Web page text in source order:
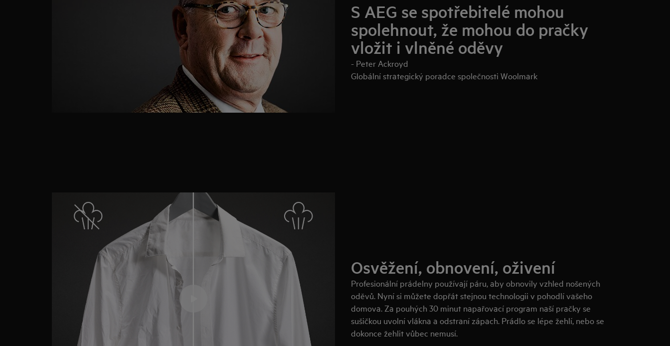
S AEG se spotřebitelé mohou
spolehnout, že mohou do pračky
vložit i vlněné oděvy
- Peter Ackroyd
Globální strategický poradce společnosti Woolmark
Osvěžení, obnovení, oživení
Profesionální prádelny používají páru, aby obnovily vzhled nošených
oděvů. Nyní si můžete dopřát stejnou technologii v pohodlí vašeho
domova. Za pouhých 30 minut napařovací program naší pračky se
sušičkou uvolní vlákna a odstraní zápach. Prádlo se lépe žehlí, nebo se
dokonce žehlit vůbec nemusí.